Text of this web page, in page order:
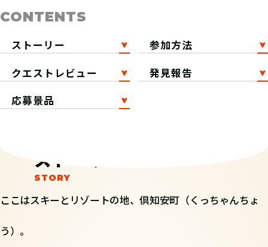
CONTENTS
ストーリー
参加方法
クエストレビュー
発見報告
応募景品
ストーリー
ここはスキーとリゾートの地、倶知安町（くっちゃんちょ
う）。